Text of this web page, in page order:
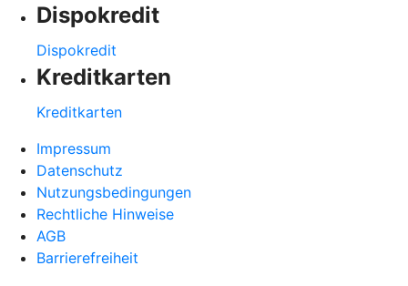
Dispokredit
Dispokredit
Kreditkarten
Kreditkarten
Impressum
Datenschutz
Nutzungsbedingungen
Rechtliche Hinweise
AGB
Barrierefreiheit